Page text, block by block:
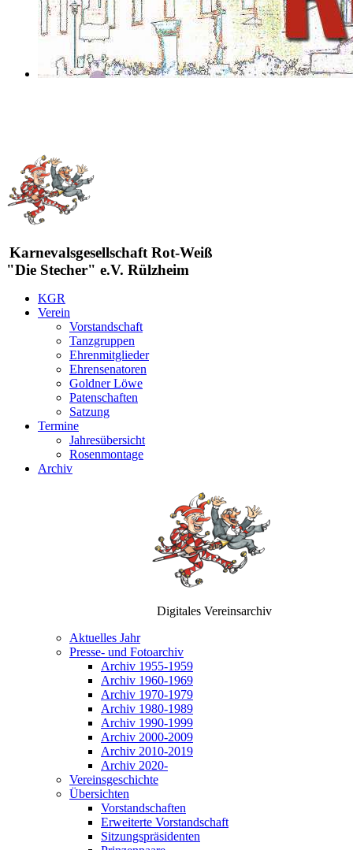
Karnevalsgesellschaft Rot-Weiß
"Die Stecher" e.V. Rülzheim
KGR
Verein
Vorstandschaft
Tanzgruppen
Ehrenmitglieder
Ehrensenatoren
Goldner Löwe
Patenschaften
Satzung
Termine
Jahresübersicht
Rosenmontage
Archiv
Digitales Vereinsarchiv
Aktuelles Jahr
Presse- und Fotoarchiv
Archiv 1955-1959
Archiv 1960-1969
Archiv 1970-1979
Archiv 1980-1989
Archiv 1990-1999
Archiv 2000-2009
Archiv 2010-2019
Archiv 2020-
Vereinsgeschichte
Übersichten
Vorstandschaften
Erweiterte Vorstandschaft
Sitzungspräsidenten